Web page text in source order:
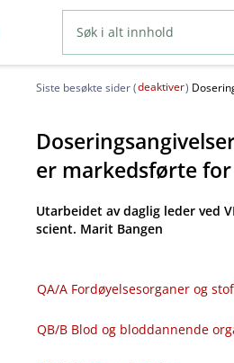
Siste besøkte sider (deaktiver)
er markedsførte
Utarbeidet av daglig leder ved
scient. Marit Bangen
QA​/​A Fordøyelsesorganer og
QB​/​B Blod og bloddannende